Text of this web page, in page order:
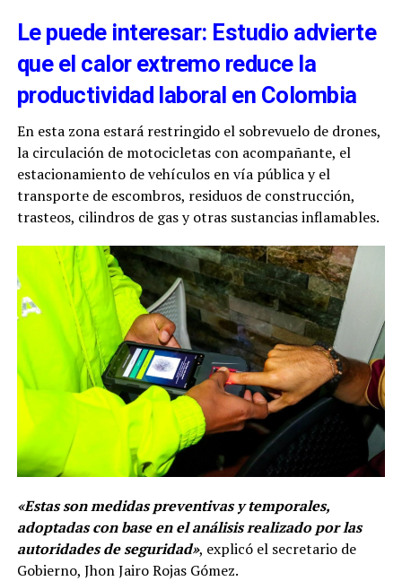
Le puede interesar: Estudio advierte
que el calor extremo reduce la
productividad laboral en Colombia
En esta zona estará restringido el sobrevuelo de drones,
la circulación de motocicletas con acompañante, el
estacionamiento de vehículos en vía pública y el
transporte de escombros, residuos de construcción,
trasteos, cilindros de gas y otras sustancias inflamables.
«Estas son medidas preventivas y temporales,
adoptadas con base en el análisis realizado por las
autoridades de seguridad», explicó el secretario de
Gobierno, Jhon Jairo Rojas Gómez.